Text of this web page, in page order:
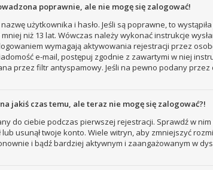
poprawnie, ale nie mogę się zalogować!
użytkownika i hasło. Jeśli są poprawne, to
niż 13 lat. Wówczas należy wykonać instrukcje
wymagają aktywowania rejestracji przez
e-mail, postępuj zgodnie z zawartymi w niej
przez filtr antyspamowy. Jeśli na pewno podany
jakiś czas temu, ale teraz nie mogę się zalogować?!
do ciebie podczas pierwszej rejestracji. Sprawdź w
usunął twoje konto. Wiele witryn, aby zmniejszyć
i bądź bardziej aktywnym i zaangażowanym w